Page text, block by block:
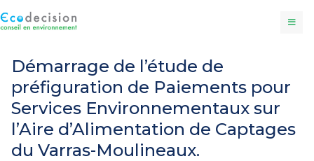
Démarrage de l’étude de
préfiguration de Paiements pour
Services Environnementaux sur
l’Aire d’Alimentation de Captages
du Varras-Moulineaux.